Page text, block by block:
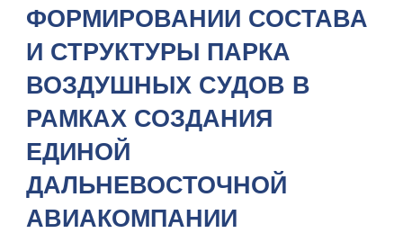
ФОРМИРОВАНИИ СОСТАВА
И СТРУКТУРЫ ПАРКА
ВОЗДУШНЫХ СУДОВ В
РАМКАХ СОЗДАНИЯ
ЕДИНОЙ
ДАЛЬНЕВОСТОЧНОЙ
АВИАКОМПАНИИ